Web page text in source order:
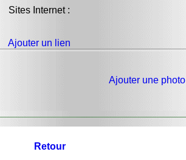
Sites Internet :
Ajouter un lien
Ajouter une photo
Retour